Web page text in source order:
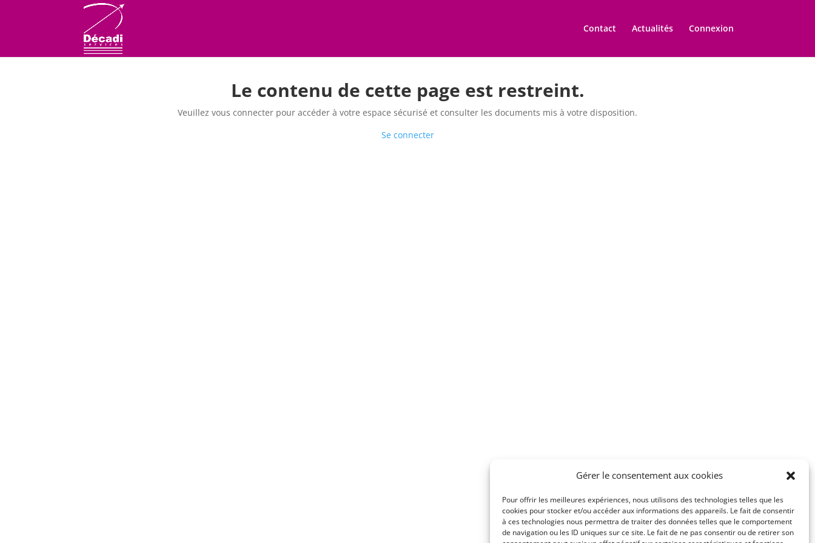
Gérer le consentement aux cookies
Pour offrir les meilleures expériences, nous utilisons des technologies telles que les
cookies pour stocker et/ou accéder aux informations des appareils. Le fait de consentir
à ces technologies nous permettra de traiter des données telles que le comportement
de navigation ou les ID uniques sur ce site. Le fait de ne pas consentir ou de retirer son
Contact Actualités Connexion
Le contenu de cette page est restreint.
Veuillez vous connecter pour accéder à votre espace sécurisé et consulter les documents mis à votre disposition.
Se connecter